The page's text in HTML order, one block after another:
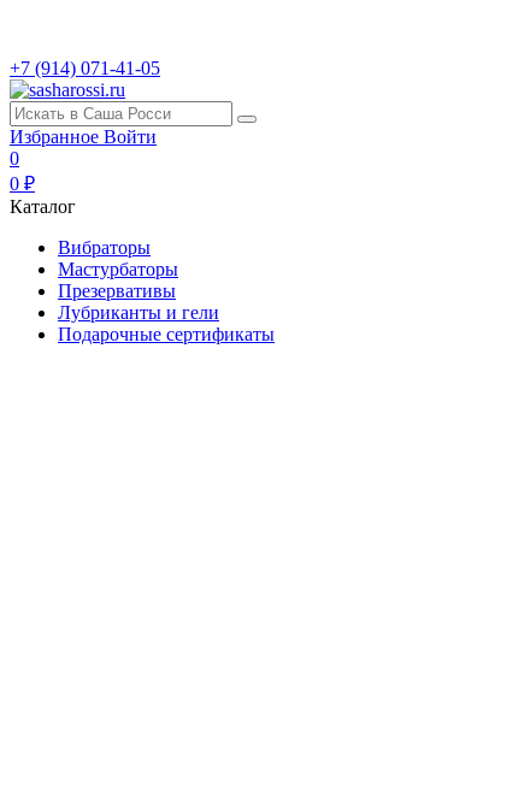
+7 (914) 071-41-05
Избранное Войти
0
0 ₽
Каталог
Вибраторы
Мастурбаторы
Презервативы
Лубриканты и гели
Подарочные сертификаты